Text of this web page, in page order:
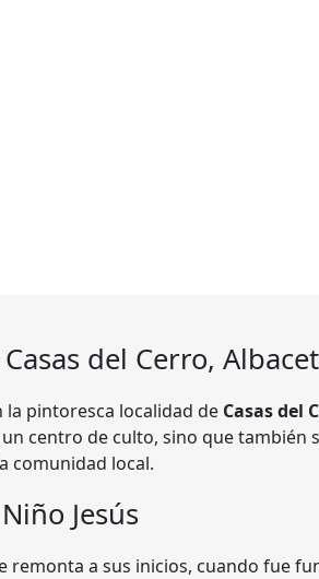
del Cerro,
la pintoresca localidad de Casas del
centro de culto, sino que también
comunidad local.
Jesús
remonta a sus inicios, cuando fue